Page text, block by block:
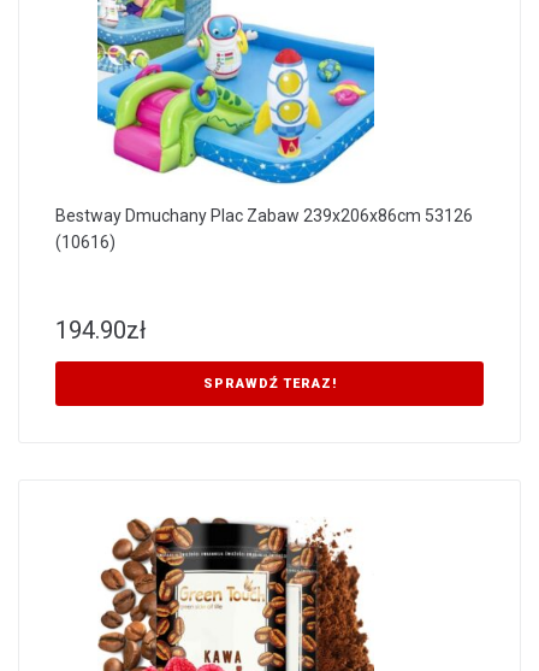
Bestway Dmuchany Plac Zabaw 239x206x86cm 53126
(10616)
194.90zł
SPRAWDŹ TERAZ!